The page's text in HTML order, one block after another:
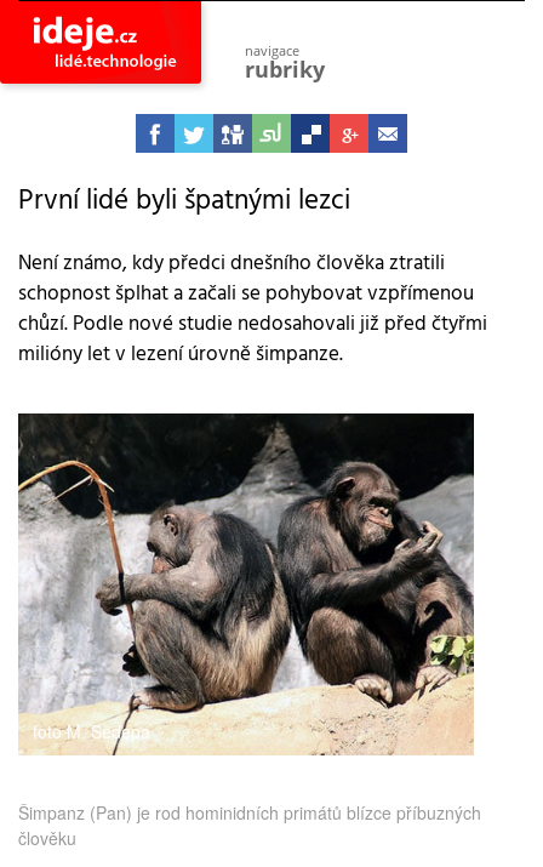
navigace
rubriky
astro
vesmír
projekty
společnost
objevy
vynálezy
planeta
přiroda
pokrok
technologie
tajemství
firmy
zdraví
medicína
První lidé byli špatnými lezci
Není známo, kdy předci dnešního člověka ztratili
schopnost šplhat a začali se pohybovat vzpřímenou
chůzí. Podle nové studie nedosahovali již před čtyřmi
milióny let v lezení úrovně šimpanze.
foto M. Sedepa
Šimpanz (Pan) je rod hominidních primátů blízce příbuzných
člověku